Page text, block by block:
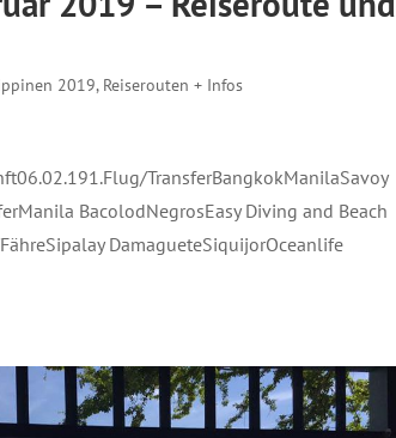
2019, Reiserouten + Infos
TransferBangkokManilaSavoy
BacolodNegrosEasy Diving and Beach
DamagueteSiquijorOceanlife